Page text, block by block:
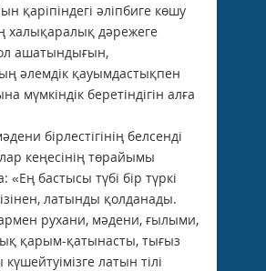
қаріпіндегі әліпбиге көшу
халықаралық дәрежеге
ашатындығын,
әлемдік қауымдастықпен
мүмкіндік беретіндігін алға
бірлестігінің белсенді
кеңесінің төрайымы
«Ең бастысы түбі бір түркі
латынды қолданады.
рухани, мәдени, ғылыми,
қарым-қатынасты, тығыз
латын тілі